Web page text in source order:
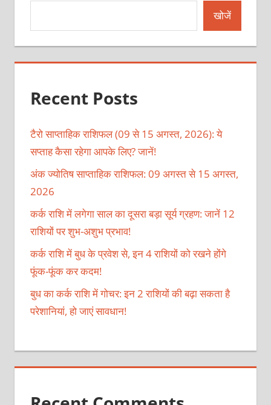
खोजें
Recent Posts
टैरो साप्ताहिक राशिफल (09 से 15 अगस्त, 2026): ये
सप्ताह कैसा रहेगा आपके लिए? जानें!
अंक ज्योतिष साप्ताहिक राशिफल: 09 अगस्त से 15 अगस्त,
2026
कर्क राशि में लगेगा साल का दूसरा बड़ा सूर्य ग्रहण: जानें 12
राशियों पर शुभ-अशुभ प्रभाव!
कर्क राशि में बुध के प्रवेश से, इन 4 राशियों को रखने होंगे
फूंक-फूंक कर कदम!
बुध का कर्क राशि में गोचर: इन 2 राशियों की बढ़ा सकता है
परेशानियां, हो जाएं सावधान!